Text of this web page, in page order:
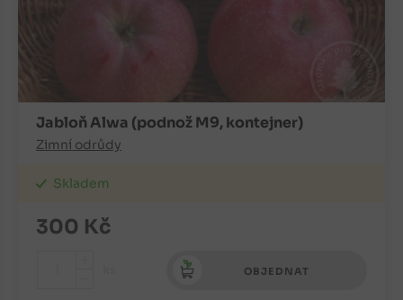
Jabloň Alwa (podnož M9, kontejner)
Zimní odrůdy
Skladem
300 Kč
OBJEDNAT